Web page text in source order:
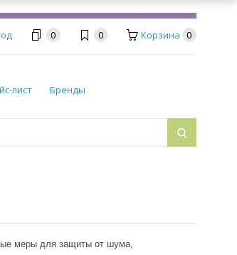
0 0 Корзина 0
лист Бренды
меры для защиты от шума,